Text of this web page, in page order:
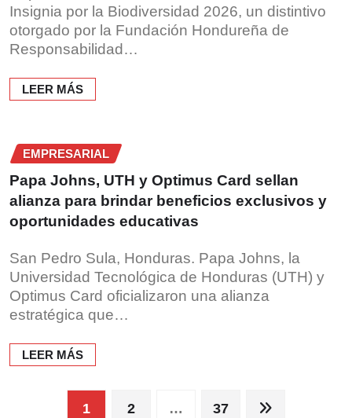
Insignia por la Biodiversidad 2026, un distintivo
otorgado por la Fundación Hondureña de
Responsabilidad…
LEER MÁS
EMPRESARIAL
Papa Johns, UTH y Optimus Card sellan
alianza para brindar beneficios exclusivos y
oportunidades educativas
San Pedro Sula, Honduras. Papa Johns, la
Universidad Tecnológica de Honduras (UTH) y
Optimus Card oficializaron una alianza
estratégica que…
LEER MÁS
1 2 … 37